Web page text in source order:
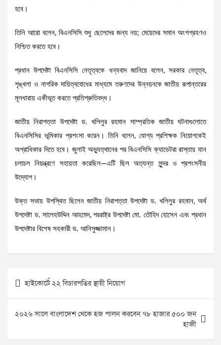
হবে।
তিনি আরো বলেন, বিএনসিসি শুধু ছেলেদের জন্য নয়; মেয়েদের সমান অংশগ্রহণও
নিশ্চিত করতে হবে।
প্রধান উপদেষ্টা বিএনসিসি নেতৃত্বকে ধন্যবাদ জানিয়ে বলেন, সরকার নেতৃত্ব,
শৃঙ্খলা ও নাগরিক দায়িত্ববোধের মাধ্যমে তরুণদের উন্নয়নকে জাতীয় রূপান্তরের
মূলধারায় একীভূত করতে প্রতিশ্রুতিবদ্ধ।
জাতীয় নিরাপত্তা উপদেষ্টা ড. খলিলুর রহমান সাম্প্রতিক জাতীয় ঘটনাগুলোতে
বিএনসিসির ভূমিকার প্রশংসা করেন। তিনি বলেন, যোগ্য প্রশিক্ষক নিয়োগকেই
অগ্রাধিকার দিতে হবে। জুলাই অভ্যুত্থানের পর বিএনসিসি ক্যাডেটরা রাস্তায় যান
চলাচল নিয়ন্ত্রণে সহায়তা করেছিল—এটি ছিল অত্যন্ত সুন্দর ও প্রশংসনীয়
উদ্যোগ।
উক্ত সভায় উপস্থিত ছিলেন জাতীয় নিরাপত্তা উপদেষ্টা ড. খলিলুর রহমান, অর্থ
উপদেষ্টা ড. সালেহউদ্দিন আহমেদ, পররাষ্ট্র উপদেষ্টা মো. তৌহিদ হোসেন এবং প্রধান
উপদেষ্টার বিশেষ সহকারী ড. আনিসুজ্জামান।
Post
navigation
হাইকোর্টে ২২ বিচারপতির স্থায়ী নিয়োগ
২০২৬ সালে বাংলাদেশ থেকে হজ পালন করবেন ৭৮ হাজার ৫০০ জন
হাজী